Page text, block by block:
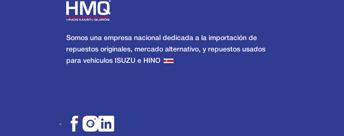
Somos una empresa nacional dedicada a la importación de
repuestos originales, mercado alternativo, y repuestos usados
para vehículos ISUZU e HINO